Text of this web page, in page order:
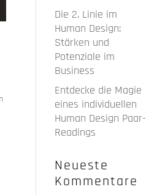
Die 2. Linie im
Human Design:
Stärken und
Potenziale im
Business
Entdecke die Magie
eines individuellen
Human Design Paar-
Readings
Neueste
Kommentare